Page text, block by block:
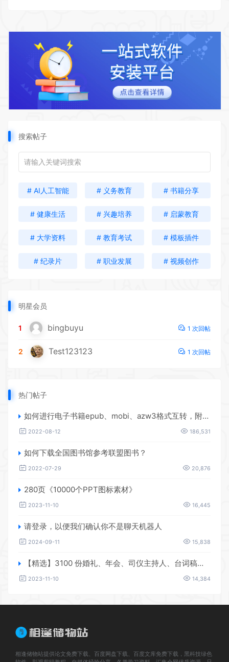
搜索帖子
# AI人工智能 # 义务教育 # 书籍分享
# 健康生活 # 兴趣培养 # 启蒙教育
# 大学资料 # 教育考试 # 模板插件
# 纪录片 # 职业发展 # 视频创作
明星会员
1 bingbuyu 1 次回帖
2 Test123123 1 次回帖
热门帖子
如何进行电子书籍epub、mobi、azw3格式互转，附海量电子书籍资源
2022-08-12 186,531
如何下载全国图书馆参考联盟图书？
2022-07-29 20,876
280页《10000个PPT图标素材》
2023-11-10 16,445
请登录，以便我们确认你不是聊天机器人
2024-09-11 15,838
【精选】3100 份婚礼、年会、司仪主持人、台词稿、节日生日、晚会、开场、开场白素材
2023-11-10 14,384
相逢储物站提供论文免费下载、百度网盘下载、百度文库免费下载，黑科技绿色